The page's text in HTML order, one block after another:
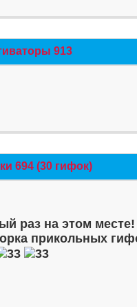
913
694 (30 гифок)
раз на этом месте!
прикольных